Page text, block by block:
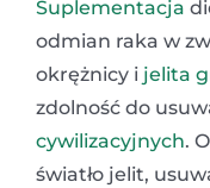
Suplementacja
odmian raka w
okrężnicy i jelita
zdolność do
cywilizacyjnych.
światło jelit,